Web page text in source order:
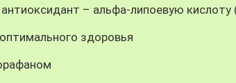
– альфа-липоевую кислоту
здоровья